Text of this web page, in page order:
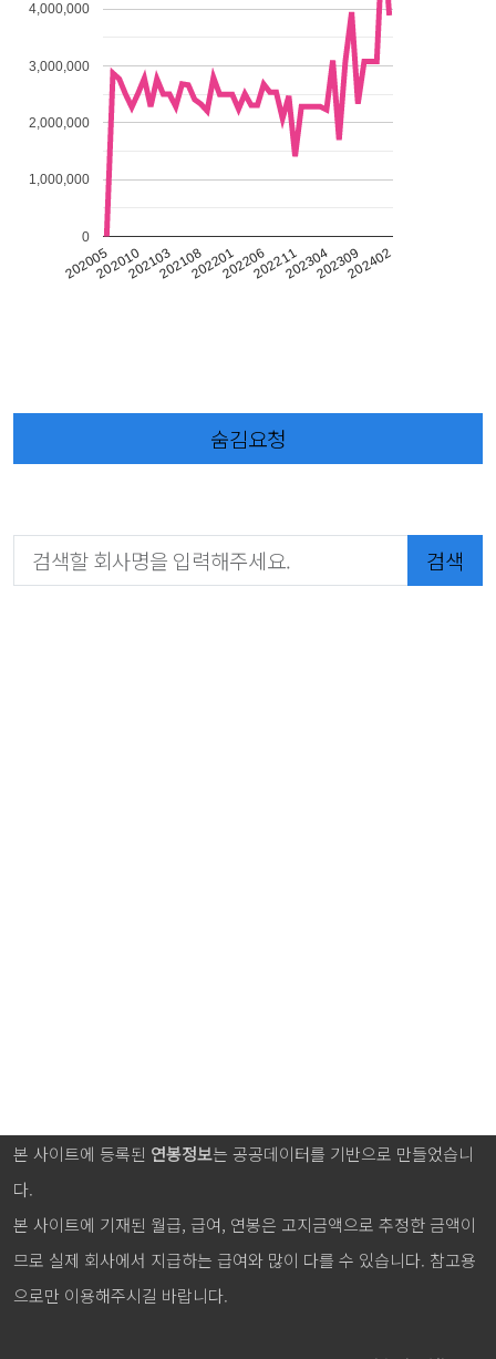
202005202010202103202108202201202206202211202304202309202402
0
1,000,000
2,000,000
3,000,000
4,000,000
숨김요청
검색
본 사이트에 등록된 연봉정보는 공공데이터를 기반으로 만들었습니
다.
본 사이트에 기재된 월급, 급여, 연봉은 고지금액으로 추정한 금액이
므로 실제 회사에서 지급하는 급여와 많이 다를 수 있습니다. 참고용
으로만 이용해주시길 바랍니다.